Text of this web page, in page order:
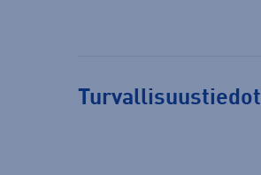
Turvallisuustiedot